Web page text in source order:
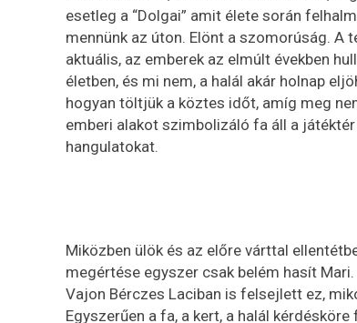
esetleg a “Dolgai” amit élete során
mennünk az úton. Elönt a szomorúság. A
aktuális, az emberek az elmúlt években
életben, és mi nem, a halál akár holnap
hogyan töltjük a köztes időt, amíg meg
emberi alakot szimbolizáló fa áll a
hangulatokat.
Miközben ülök és az előre várttal
megértése egyszer csak belém hasít
Vajon Bérczes Laciban is felsejlett ez,
Egyszerűen a fa, a kert, a halál